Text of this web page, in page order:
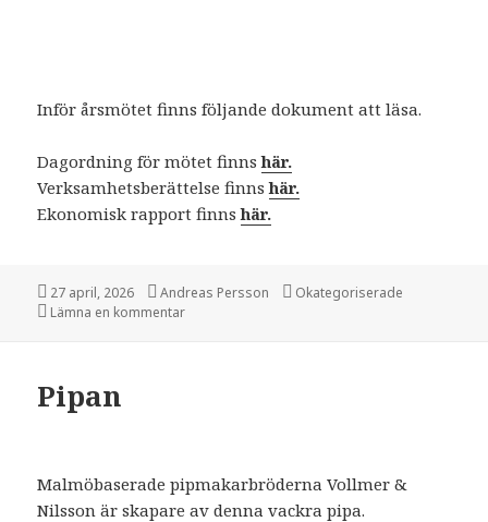
Inför årsmötet finns följande dokument att läsa.
Dagordning för mötet finnshär.
Verksamhetsberättelse finnshär.
Ekonomisk rapport finnshär.
Postat
27 april, 2026 Författare
Andreas Persson Kategorier
Okategoriserade
Lämna en kommentar
Pipan
Malmöbaserade pipmakarbröderna Vollmer &
Nilsson är skapare av denna vackra pipa.